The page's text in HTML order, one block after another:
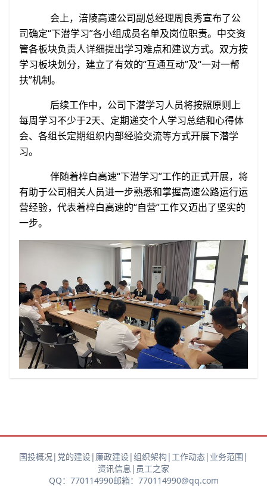
会上，涪陵高速公司副总经理周良秀宣布了公
司确定“下潜学习”各小组成员名单及岗位职责。中交资
管各板块负责人详细提出学习难点和建议方式。双方按
学习板块划分，建立了有效的“互通互动”及“一对一帮
扶”机制。
后续工作中，公司下潜学习人员将按照原则上
每周学习不少于2天、定期递交个人学习总结和心得体
会、各组长定期组织内部经验交流等方式开展下潜学
习。
伴随着梓白高速“下潜学习”工作的正式开展，将
有助于公司相关人员进一步熟悉和掌握高速公路运行运
营经验，代表着梓白高速的“自营”工作又迈出了坚实的
一步。
国投概况| 党的建设| 廉政建设|组织架构 | 工作动态| 业务范围 |
资讯信息 | 员工之家
QQ：770114990邮箱：770114990@qq.com